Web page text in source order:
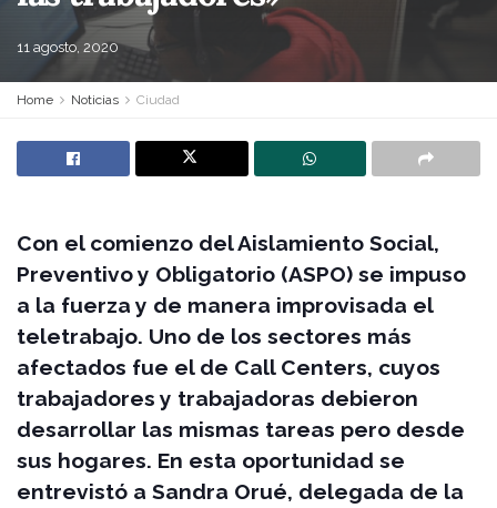
11 agosto, 2020
Home Noticias Ciudad
Con el comienzo del Aislamiento Social,
Preventivo y Obligatorio (ASPO) se impuso
a la fuerza y de manera improvisada el
teletrabajo. Uno de los sectores más
afectados fue el de Call Centers, cuyos
trabajadores y trabajadoras debieron
desarrollar las mismas tareas pero desde
sus hogares. En esta oportunidad se
entrevistó a Sandra Orué, delegada de la